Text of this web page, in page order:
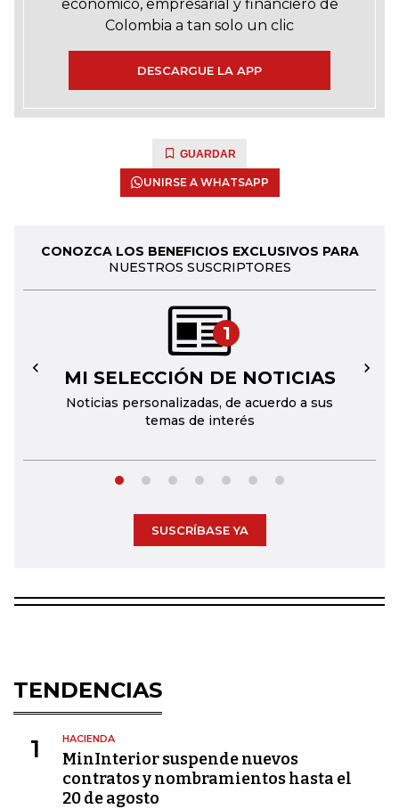
económico, empresarial y financiero de
Colombia a tan solo un clic
DESCARGUE LA APP
GUARDAR
UNIRSE A WHATSAPP
CONOZCA LOS BENEFICIOS EXCLUSIVOS PARA
NUESTROS SUSCRIPTORES
1
MI SELECCIÓN DE NOTICIAS
Noticias personalizadas, de acuerdo a sus
temas de interés
← →
SUSCRÍBASE YA
TENDENCIAS
1 HACIENDA
MinInterior suspende nuevos
contratos y nombramientos hasta el
20 de agosto